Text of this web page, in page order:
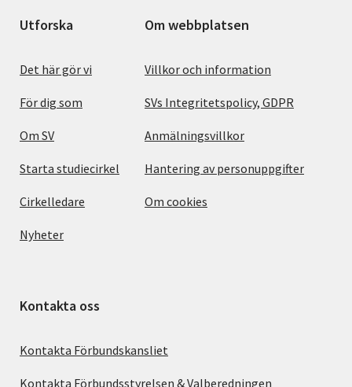
Utforska
Det här gör vi
För dig som
Om SV
Starta studiecirkel
Cirkelledare
Nyheter
Om webbplatsen
Villkor och information
SVs Integritetspolicy, GDPR
Anmälningsvillkor
Hantering av personuppgifter
Om cookies
Kontakta oss
Kontakta Förbundskansliet
Kontakta Förbundsstyrelsen & Valberedningen